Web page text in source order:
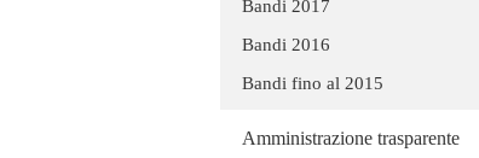
Bandi 2017
Bandi 2016
Bandi fino al 2015
Amministrazione trasparente